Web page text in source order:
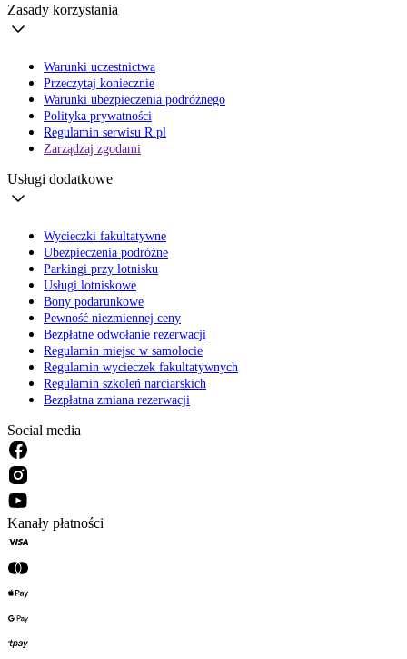
Zasady korzystania
Warunki uczestnictwa
Przeczytaj koniecznie
Warunki ubezpieczenia podróżnego
Polityka prywatności
Regulamin serwisu R.pl
Zarządzaj zgodami
Usługi dodatkowe
Wycieczki fakultatywne
Ubezpieczenia podróżne
Parkingi przy lotnisku
Usługi lotniskowe
Bony podarunkowe
Pewność niezmiennej ceny
Bezpłatne odwołanie rezerwacji
Regulamin miejsc w samolocie
Regulamin wycieczek fakultatywnych
Regulamin szkoleń narciarskich
Bezpłatna zmiana rezerwacji
Social media
Kanały płatności